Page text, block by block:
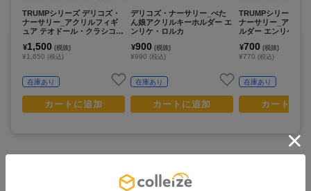
TRUMPシリーズ デリコズ・
ナーサリー_アクリルフィギ
ュア テオドール・クラシコ c
¥1,500 (税抜)
¥1,650 (税込)
在庫あり
カートに追加
デリコズ・ナーサリー_ぺた
ん娘アクリルキーホルダー エ
ンリケ・ロルカ
¥900 (税抜)
¥990 (税込)
在庫あり
カートに追加
TRUMPシリーズ デ
ナーサリー_アクリ
ルダー エンリケ・
¥700 (税抜)
¥770 (税込)
在庫あり
カートに